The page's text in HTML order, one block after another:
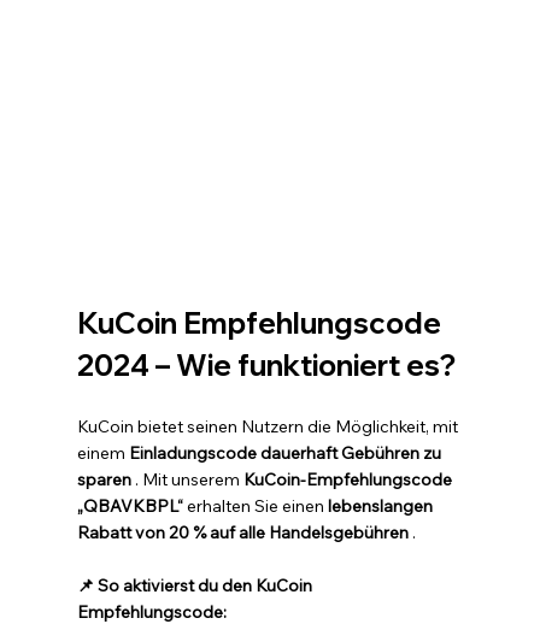
KuCoin Empfehlungscode
2024 – Wie funktioniert es?
KuCoin bietet seinen Nutzern die Möglichkeit, mit
einem Einladungscode dauerhaft Gebühren zu
sparen . Mit unserem KuCoin-Empfehlungscode
„QBAVKBPL“ erhalten Sie einen lebenslangen
Rabatt von 20 % auf alle Handelsgebühren .
📌 So aktivierst du den KuCoin
Empfehlungscode: